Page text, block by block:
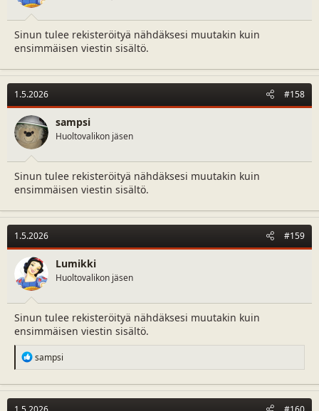
Sinun tulee rekisteröityä nähdäksesi muutakin kuin
ensimmäisen viestin sisältö.
1.5.2026 #158
sampsi
Huoltovalikon jäsen
Sinun tulee rekisteröityä nähdäksesi muutakin kuin
ensimmäisen viestin sisältö.
1.5.2026 #159
Lumikki
Huoltovalikon jäsen
Sinun tulee rekisteröityä nähdäksesi muutakin kuin
ensimmäisen viestin sisältö.
R
e
c
t
sampsi